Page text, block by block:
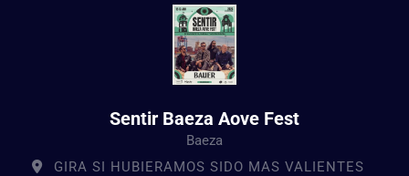
Sentir Baeza Aove Fest
Baeza
GIRA SI HUBIERAMOS SIDO MAS VALIENTES